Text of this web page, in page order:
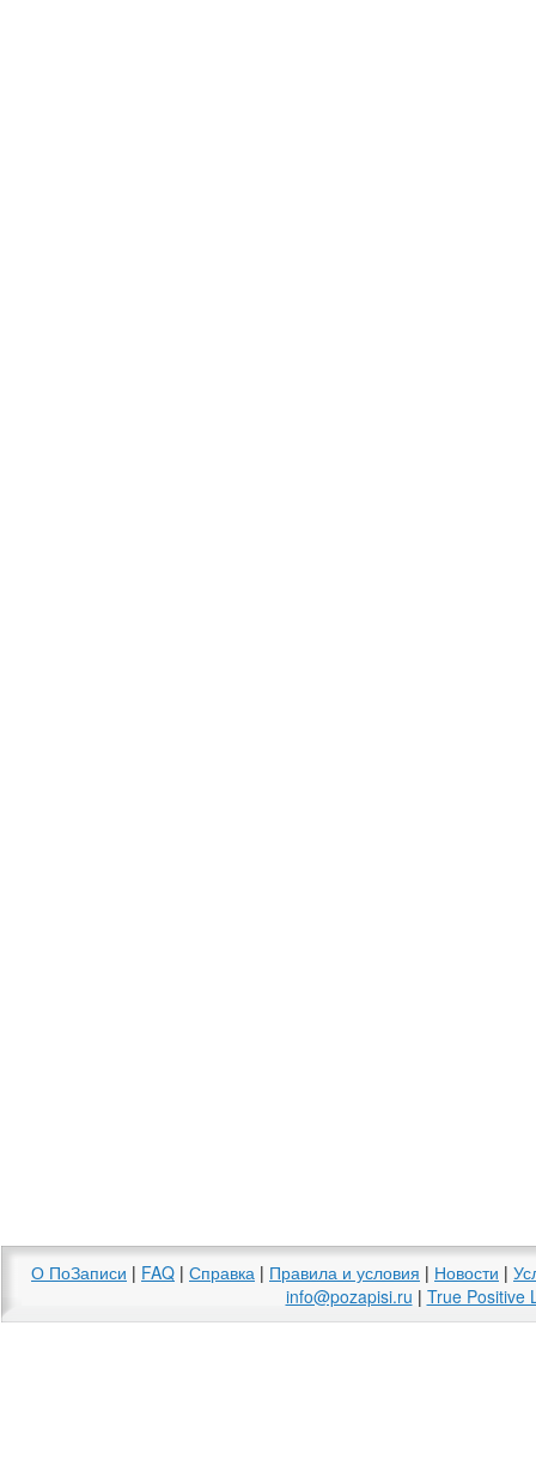
О ПоЗаписи | FAQ | Справка | Правила и условия | Новости |
info@pozapisi.ru | True Positive